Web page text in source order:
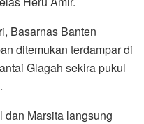
Basarnas Banten
ditemukan terdampar di
Glagah sekira pukul
dan Marsita langsung